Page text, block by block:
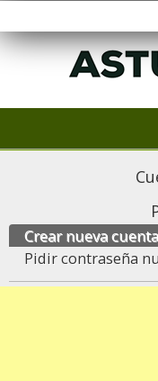
Crear nueva cuenta
Pidir contraseña